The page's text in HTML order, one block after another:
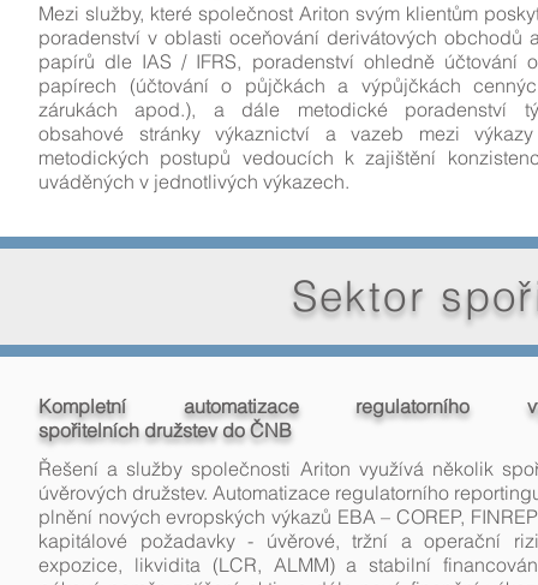
Mezi služby, které společnost Ariton svým klientům
poradenství v oblasti oceňování derivátových obchodů
papírů dle IAS / IFRS, poradenství ohledně účtování
papírech (účtování o půjčkách a výpůjčkách
zárukách apod.), a dále metodické poradenství
obsahové stránky výkaznictví a vazeb mezi
metodických postupů vedoucích k zajištění
uváděných v jednotlivých výkazech.
Sektor
Kompletní automatizace regulatorního
spořitelních družstev do ČNB
Řešení a služby společnosti Ariton využívá několik
úvěrových družstev. Automatizace regulatorního
plnění nových evropských výkazů EBA – COREP,
kapitálové požadavky - úvěrové, tržní a operační
expozice, likvidita (LCR, ALMM) a stabilní